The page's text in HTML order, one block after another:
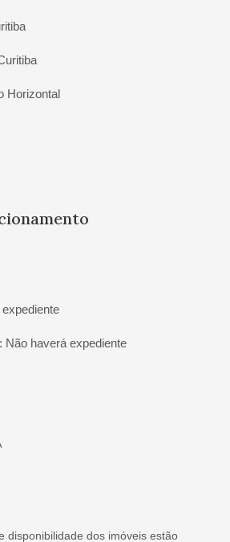
Horizontal
: Não haverá expediente
disponibilidade dos imóveis estão